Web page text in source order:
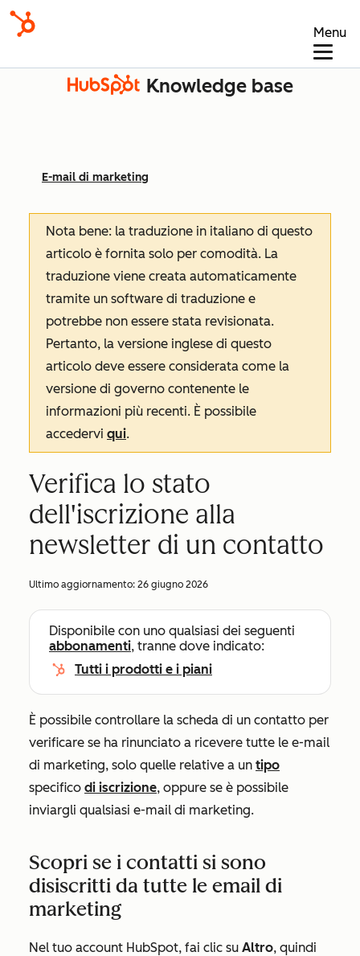
Menu
Knowledge base
E-mail di marketing
Nota bene: la traduzione in italiano di questo
articolo è fornita solo per comodità. La
traduzione viene creata automaticamente
tramite un software di traduzione e
potrebbe non essere stata revisionata.
Pertanto, la versione inglese di questo
articolo deve essere considerata come la
versione di governo contenente le
informazioni più recenti. È possibile
accedervi qui.
Verifica lo stato
dell'iscrizione alla
newsletter di un contatto
Ultimo aggiornamento: 26 giugno 2026
Disponibile con uno qualsiasi dei seguenti
abbonamenti, tranne dove indicato:
Tutti i prodotti e i piani
È possibile controllare la scheda di un contatto per
verificare se ha rinunciato a ricevere tutte le e-mail
di marketing, solo quelle relative a un tipo
specifico di iscrizione, oppure se è possibile
inviargli qualsiasi e-mail di marketing.
Scopri se i contatti si sono
disiscritti da tutte le email di
marketing
Nel tuo account HubSpot, fai clic su Altro, quindi